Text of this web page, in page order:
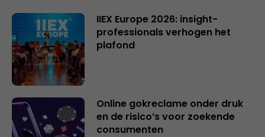
IIEX Europe 2026: insight-
professionals verhogen het
plafond
Online gokreclame onder druk
en de risico’s voor zoekende
consumenten